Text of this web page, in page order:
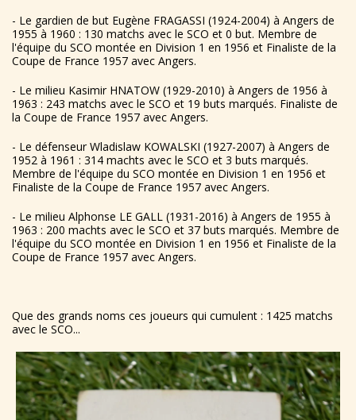
- Le gardien de but Eugène FRAGASSI (1924-2004) à Angers de
1955 à 1960 : 130 matchs avec le SCO et 0 but. Membre de
l'équipe du SCO montée en Division 1 en 1956 et Finaliste de la
Coupe de France 1957 avec Angers.
- Le milieu Kasimir HNATOW (1929-2010) à Angers de 1956 à
1963 : 243 matchs avec le SCO et 19 buts marqués. Finaliste de
la Coupe de France 1957 avec Angers.
- Le défenseur Wladislaw KOWALSKI (1927-2007) à Angers de
1952 à 1961 : 314 machts avec le SCO et 3 buts marqués.
Membre de l'équipe du SCO montée en Division 1 en 1956 et
Finaliste de la Coupe de France 1957 avec Angers.
- Le milieu Alphonse LE GALL (1931-2016) à Angers de 1955 à
1963 : 200 machts avec le SCO et 37 buts marqués. Membre de
l'équipe du SCO montée en Division 1 en 1956 et Finaliste de la
Coupe de France 1957 avec Angers.
Que des grands noms ces joueurs qui cumulent : 1425 matchs
avec le SCO...